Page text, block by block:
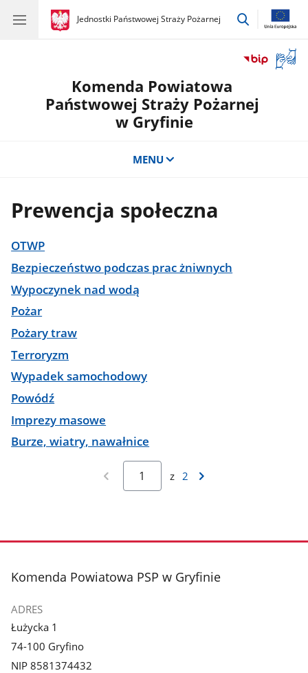
gov.pl
Jednostki Państwowej Straży Pożarnej
gov.pl
Jednostki
przejdź
okno
Komenda Powiatowa
Państwowej Straży Pożarnej
w Gryfinie
MENU
Prewencja społeczna
OTWP
Bezpieczeństwo podczas prac żniwnych
Wypoczynek nad wodą
Pożar
Pożary traw
Terroryzm
Wypadek samochodowy
Powódź
Imprezy masowe
Burze, wiatry, nawałnice
z 2
stopka
Komenda Powiatowa PSP w Gryfinie
ADRES
Łużycka 1
74-100 Gryfino
NIP 8581374432